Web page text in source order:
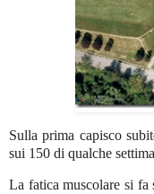
Sulla prima capisco
sui 150 di qualche
La fatica muscolare si fa